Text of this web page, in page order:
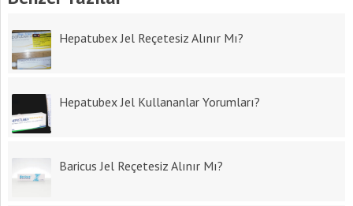
Hepatubex Jel Reçetesiz Alınır Mı?
Hepatubex Jel Kullananlar Yorumları?
Baricus Jel Reçetesiz Alınır Mı?